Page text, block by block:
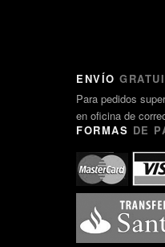
ENVÍO
Para pedidos
en oficina de
FORMAS DE